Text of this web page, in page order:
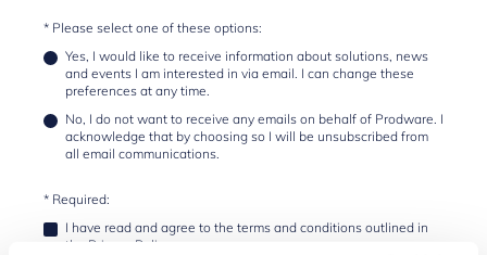
* Please select one of these options:
Yes, I would like to receive information about solutions, news
and events I am interested in via email. I can change these
preferences at any time.
No, I do not want to receive any emails on behalf of Prodware. I
acknowledge that by choosing so I will be unsubscribed from
all email communications.
* Required:
I have read and agree to the terms and conditions outlined in
the Privacy Policy